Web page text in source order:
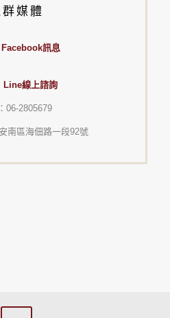
媒體
Facebook訊息
Line線上諮詢
06-2805679
南區海佃路一段92號